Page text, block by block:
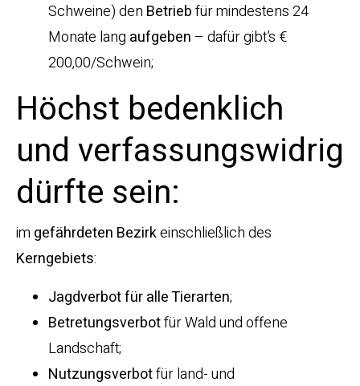
Schweine) den Betriebfür mindestens 24
Monate lang aufgeben – dafür gibt’s €
200,00/Schwein;
Höchst bedenklich
und verfassungswidrig
dürfte sein:
im gefährdeten Bezirkeinschließlich des
Kerngebiets:
Jagdverbot für alle Tierarten;
Betretungsverbotfür Wald und offene
Landschaft;
Nutzungsverbotfür land- und